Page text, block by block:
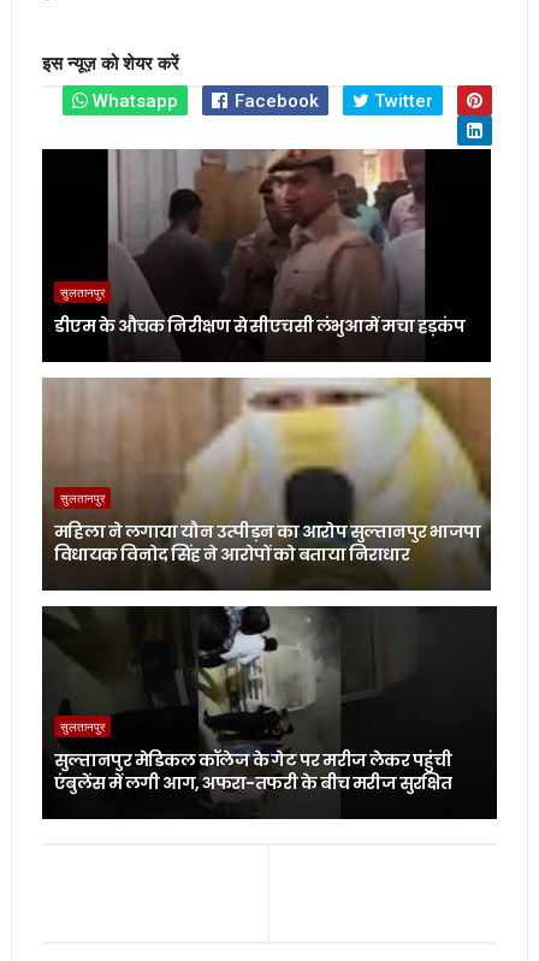
इस न्यूज़ को शेयर करें
Whatsapp
Facebook Twitter
सुलतानपुर
डीएम के औचक निरीक्षण से सीएचसी लंभुआ में मचा हड़कंप
सुलतानपुर
महिला ने लगाया यौन उत्पीड़न का आरोप सुल्तानपुर भाजपा
विधायक विनोद सिंह ने आरोपों को बताया निराधार
सुलतानपुर
सुल्तानपुर मेडिकल कॉलेज के गेट पर मरीज लेकर पहुंची
एंबुलेंस में लगी आग, अफरा-तफरी के बीच मरीज सुरक्षित